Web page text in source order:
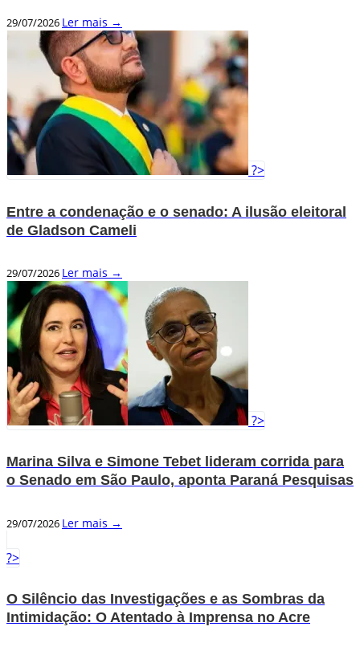
29/07/2026 Ler mais →
?>
Entre a condenação e o senado: A ilusão eleitoral
de Gladson Cameli
29/07/2026 Ler mais →
?>
Marina Silva e Simone Tebet lideram corrida para
o Senado em São Paulo, aponta Paraná Pesquisas
29/07/2026 Ler mais →
?>
O Silêncio das Investigações e as Sombras da
Intimidação: O Atentado à Imprensa no Acre